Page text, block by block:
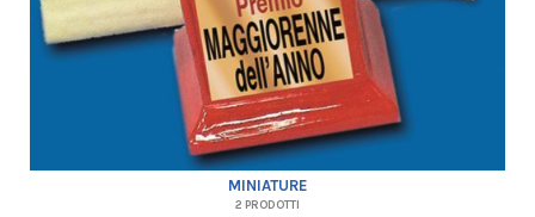
MINIATURE
2 PRODOTTI